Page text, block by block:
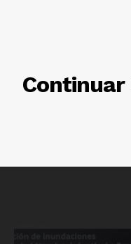
Continuar